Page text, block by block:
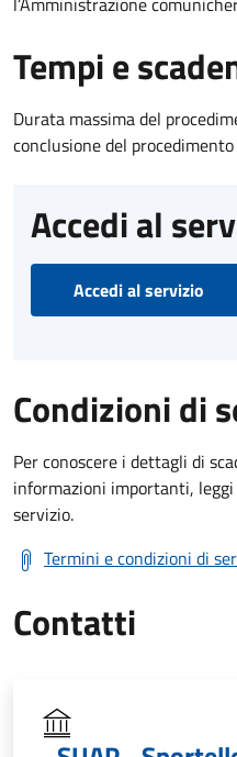
Tempi e
Durata massima del
conclusione del
Accedi al
Accedi al servizio
Condizioni di
Per conoscere i dettagli di
informazioni importanti,
servizio.
Termini e condizioni di
Contatti